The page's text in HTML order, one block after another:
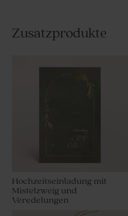
Zusatzprodukte
Hochzeitseinladung mit
Mistelzweig und
Veredelungen